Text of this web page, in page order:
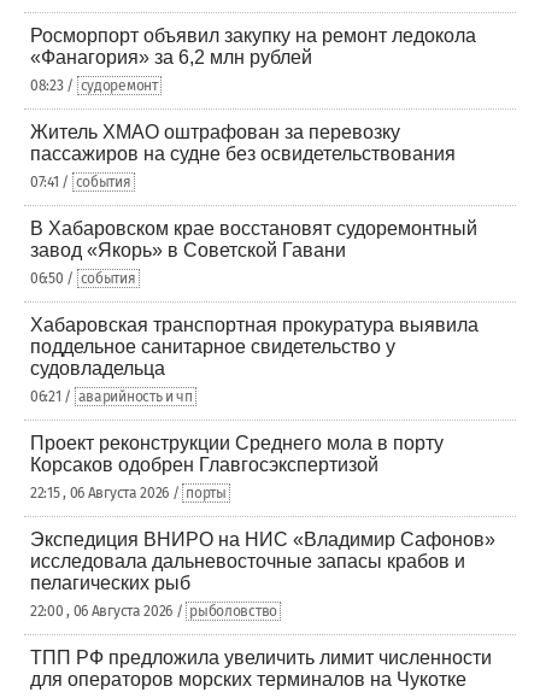
Росморпорт объявил закупку на ремонт ледокола
«Фанагория» за 6,2 млн рублей
08:23 / судоремонт
Житель ХМАО оштрафован за перевозку
пассажиров на судне без освидетельствования
07:41 / события
В Хабаровском крае восстановят судоремонтный
завод «Якорь» в Советской Гавани
06:50 / события
Хабаровская транспортная прокуратура выявила
поддельное санитарное свидетельство у
судовладельца
06:21 / аварийность и чп
Проект реконструкции Среднего мола в порту
Корсаков одобрен Главгосэкспертизой
22:15 , 06 Августа 2026 / порты
Экспедиция ВНИРО на НИС «Владимир Сафонов»
исследовала дальневосточные запасы крабов и
пелагических рыб
22:00 , 06 Августа 2026 / рыболовство
ТПП РФ предложила увеличить лимит численности
для операторов морских терминалов на Чукотке